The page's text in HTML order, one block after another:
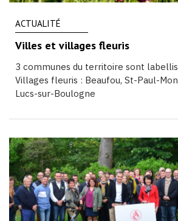
ACTUALITÉ
Villes et villages fleuris
3 communes du territoire sont
Villages fleuris : Beaufou, St-Paul-
Lucs-sur-Boulogne